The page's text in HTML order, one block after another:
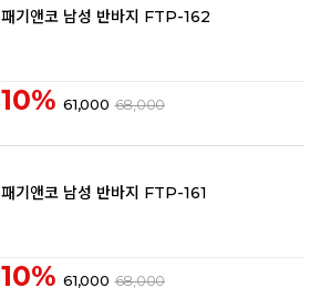
패기앤코 남성 반바지 FTP-162
10% 61,000 68,000
패기앤코 남성 반바지 FTP-161
10% 61,000 68,000